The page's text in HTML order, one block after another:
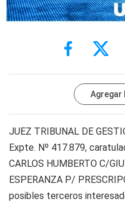
Agregar
JUEZ TRIBUNAL DE
Expte. Nº 417.879,
CARLOS HUMBERTO C/
ESPERANZA P/
posibles terceros